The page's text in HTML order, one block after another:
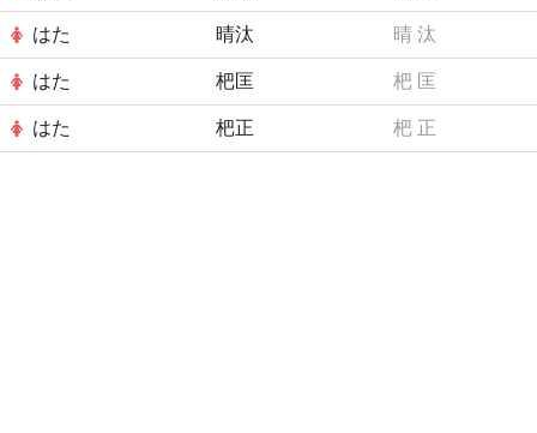
はた 晴汰 晴 汰
はた 杷匡 杷 匡
はた 杷正 杷 正